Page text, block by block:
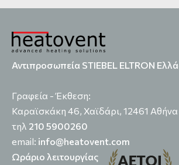
Αντιπροσωπεία STIEBEL ELTRON
Γραφεία - Έκθεση:
Καραϊσκάκη 46, Χαϊδάρι, 12461 Αθήνα
τηλ 210 5900260
email: info@heatovent.com
Ωράριο λειτουργίας